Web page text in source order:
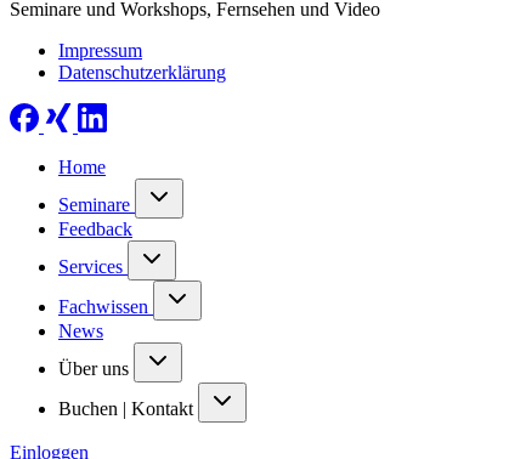
Seminare und Workshops, Fernsehen und Video
Impressum
Datenschutzerklärung
Home
Seminare
Feedback
Services
Fachwissen
News
Über uns
Buchen | Kontakt
Einloggen